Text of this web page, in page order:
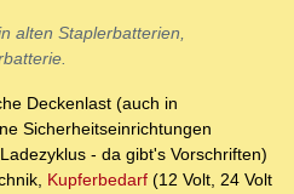
alten Staplerbatterien,
Deckenlast (auch in
Sicherheitseinrichtungen
- da gibt's Vorschriften)
Kupferbedarf (12 Volt, 24 Volt